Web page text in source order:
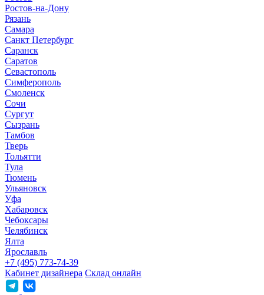
Ростов-на-Дону
Рязань
Самара
Санкт Петербург
Саранск
Саратов
Севастополь
Симферополь
Смоленск
Сочи
Сургут
Сызрань
Тамбов
Тверь
Тольятти
Тула
Тюмень
Ульяновск
Уфа
Хабаровск
Чебоксары
Челябинск
Ялта
Ярославль
+7 (495) 773-74-39
Кабинет дизайнера Склад онлайн